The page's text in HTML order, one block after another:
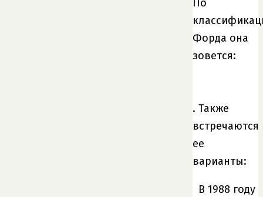
По
Форда она
зовется:
. Также
встречаются
ее
варианты:
В 1988 году